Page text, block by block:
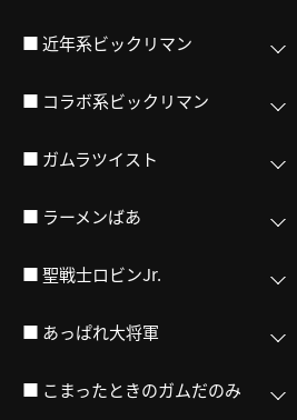
■ 近年系ビックリマン
■ コラボ系ビックリマン
■ ガムラツイスト
■ ラーメンばあ
■ 聖戦士ロビンJr.
■ あっぱれ大将軍
■ こまったときのガムだのみ